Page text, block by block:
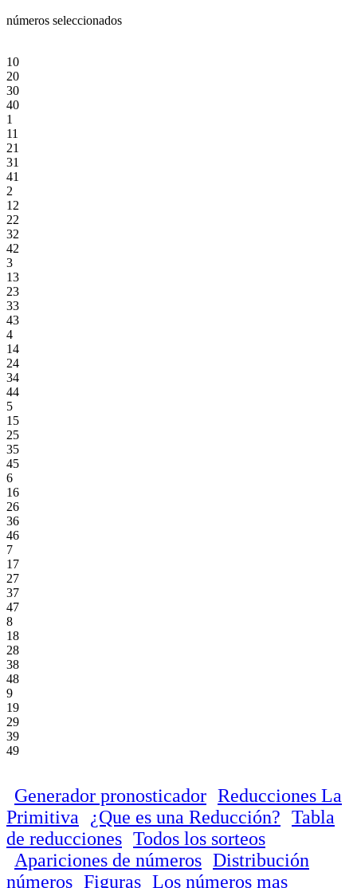
números seleccionados
10
20
30
40
1
11
21
31
41
2
12
22
32
42
3
13
23
33
43
4
14
24
34
44
5
15
25
35
45
6
16
26
36
46
7
17
27
37
47
8
18
28
38
48
9
19
29
39
49
Generador pronosticador Reducciones La
Primitiva
¿Que es una Reducción? Tabla
de reducciones Todos los sorteos
Apariciones de números Distribución
números Figuras Los números mas